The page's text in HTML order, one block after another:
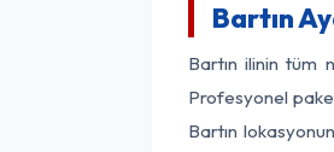
Bartın
Bartın ilinin tüm
Profesyonel
Bartın